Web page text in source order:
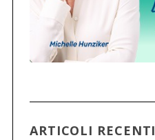
ARTICOLI RECENTI